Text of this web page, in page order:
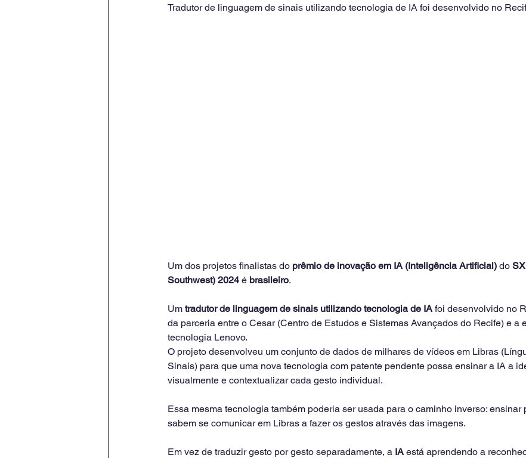
Tradutor de linguagem de sinais utilizando tecnologia de IA foi desenvolvido no
Um dos projetos finalistas do prêmio de inovação em IA (Inteligência Artificial) do
Southwest) 2024 é brasileiro.
Um tradutor de linguagem de sinais utilizando tecnologia de IA foi desenvolvido no
da parceria entre o Cesar (Centro de Estudos e Sistemas Avançados do Recife) e a
tecnologia Lenovo.
O projeto desenvolveu um conjunto de dados de milhares de vídeos em Libras
Sinais) para que uma nova tecnologia com patente pendente possa ensinar a IA a
visualmente e contextualizar cada gesto individual.
Essa mesma tecnologia também poderia ser usada para o caminho inverso: ensinar
sabem se comunicar em Libras a fazer os gestos através das imagens.
Em vez de traduzir gesto por gesto separadamente, a IA está aprendendo a